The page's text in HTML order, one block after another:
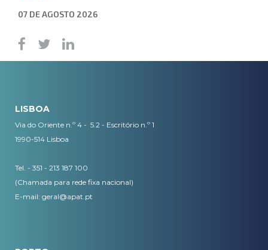
07 DE AGOSTO 2026
LISBOA
Via do Oriente n.º 4 - 5.2 - Escritório n.º 1
1990-514 Lisboa
Tel. - 351 - 213 187 100
(Chamada para rede fixa nacional)
E-mail: geral@apat.pt